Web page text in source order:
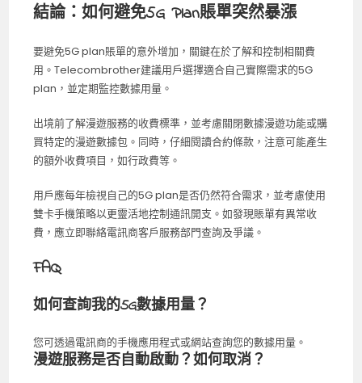
結論：如何避免5G Plan賬單突然暴漲
要避免5G plan賬單的意外增加，關鍵在於了解和控制相關費
用。Telecombrother建議用戶選擇適合自己實際需求的5G
plan，並定期監控數據用量。
出境前了解漫遊服務的收費標準，並考慮關閉數據漫遊功能或購
買特定的漫遊數據包。同時，仔細閱讀合約條款，注意可能產生
的額外收費項目，如行政費等。
用戶應每年檢視自己的5G plan是否仍然符合需求，並考慮使用
雙卡手機策略以更靈活地控制通訊開支。如發現賬單有異常收
費，應立即聯絡電訊商客戶服務部門查詢及爭議。
FAQ
如何查詢我的5G數據用量？
您可透過電訊商的手機應用程式或網站查詢您的數據用量。
漫遊服務是否自動啟動？如何取消？